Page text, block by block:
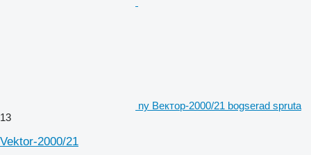
ny Вектор-2000/21 bogserad spruta
13
Vektor-2000/21